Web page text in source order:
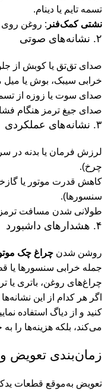
تسمه تایم یا دینام.
نشتی کمک‌فنر : روغن روی
۲. نشانه‌های صوتی
صدای تق‌تق یا کوبش از
خرابی سیبک، بوش یا میل
صدای سوت یا زوزه از
صدای جیغ ترمز هنگام
۳. نشانه‌های عملکردی
لرزش فرمان یا بدنه در
چرخ).
کاهش قدرت موتور یا
سنسورها).
طولانی شدن مسافت ترمز
۴. هشدارهای داشبورد
روشن شدن چراغ چک
جمله خرابی سنسورها یا
چراغ‌های روغن، باتری یا
اگر هر کدام از این
کنید و از دیاگ استفاده
می‌کند، بلکه هزینه‌ها را
زمان‌بندی تعویض
تعویض به‌موقع قطعات